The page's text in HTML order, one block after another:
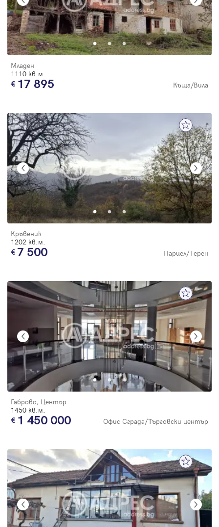
Младен
1110 кв.м.
17 895 Къща/Вила
Кръвеник
1202 кв.м.
7 500 Парцел/Терен
Габрово, Център
1450 кв.м.
1 450 000 Офис Сграда/Търговски център